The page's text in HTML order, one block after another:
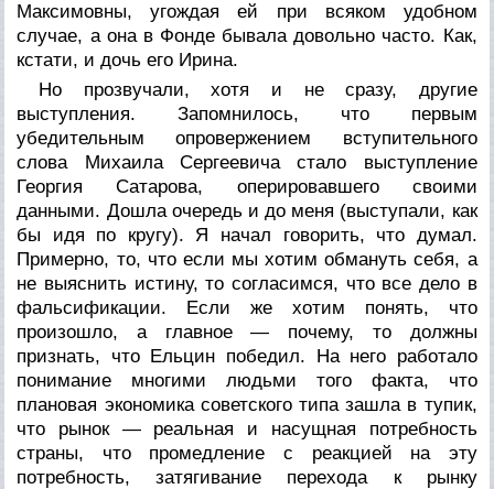
Максимовны, угождая ей при всяком удобном
случае, а она в Фонде бывала довольно часто. Как,
кстати, и дочь его Ирина.
Но прозвучали, хотя и не сразу, другие
выступления. Запомнилось, что первым
убедительным опровержением вступительного
слова Михаила Сергеевича стало выступление
Георгия Сатарова, оперировавшего своими
данными. Дошла очередь и до меня (выступали, как
бы идя по кругу). Я начал говорить, что думал.
Примерно, то, что если мы хотим обмануть себя, а
не выяснить истину, то согласимся, что все дело в
фальсификации. Если же хотим понять, что
произошло, а главное — почему, то должны
признать, что Ельцин победил. На него работало
понимание многими людьми того факта, что
плановая экономика советского типа зашла в тупик,
что рынок — реальная и насущная потребность
страны, что промедление с реакцией на эту
потребность, затягивание перехода к рынку